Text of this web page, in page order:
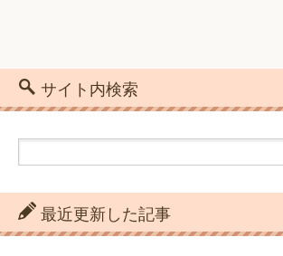
サイト内検索
最近更新した記事